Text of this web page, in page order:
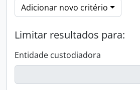
Adicionar novo critério
Limitar resultados para:
Entidade custodiadora